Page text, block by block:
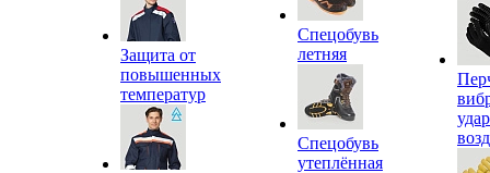
Защита от
повышенных
температур
Спецобувь
летняя
Спецобувь
утеплённая